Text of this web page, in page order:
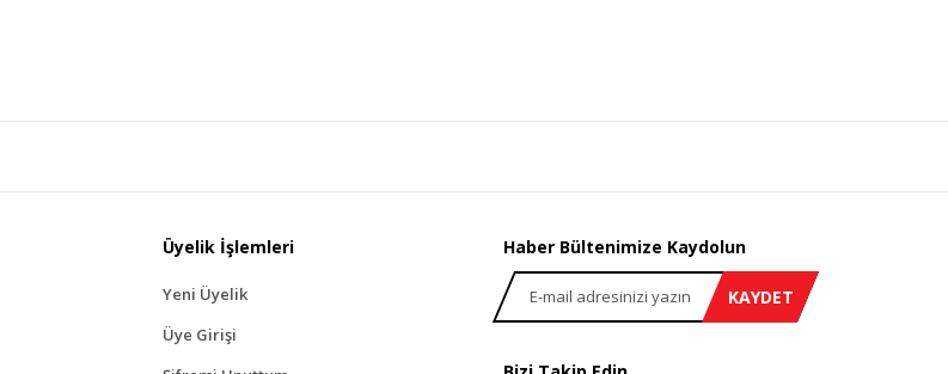
Üyelik İşlemleri
Yeni Üyelik
Üye Girişi
Haber Bültenimize Kaydolun
KAYDET